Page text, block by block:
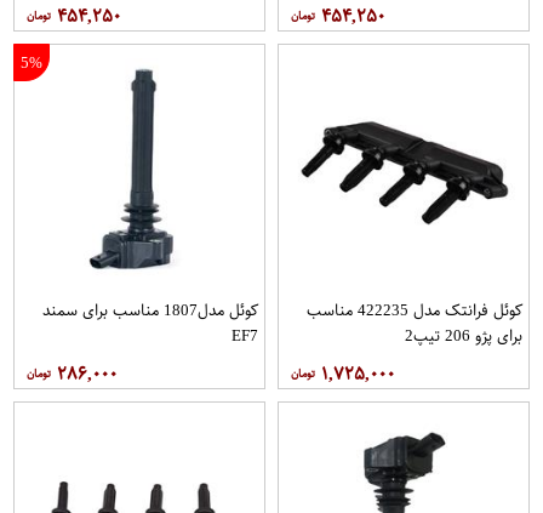
۴۵۴,۲۵۰ ۴۵۴,۲۵۰
کوئل فرانتک مدل 422235 مناسب
برای پژو 206 تیپ2
۱,۷۲۵,۰۰۰
5%
کوئل مدل1807 مناسب برای سمند
EF7
۲۸۶,۰۰۰